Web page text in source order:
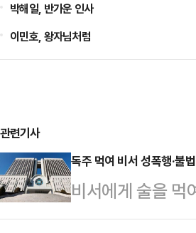
박해일, 반가운 인사
이민호, 왕자님처럼
관련기사
독주 먹여 비서 성폭행·
비서에게 술을 먹
가 2심에서도 징